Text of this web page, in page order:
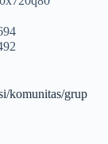
komunitas/grup